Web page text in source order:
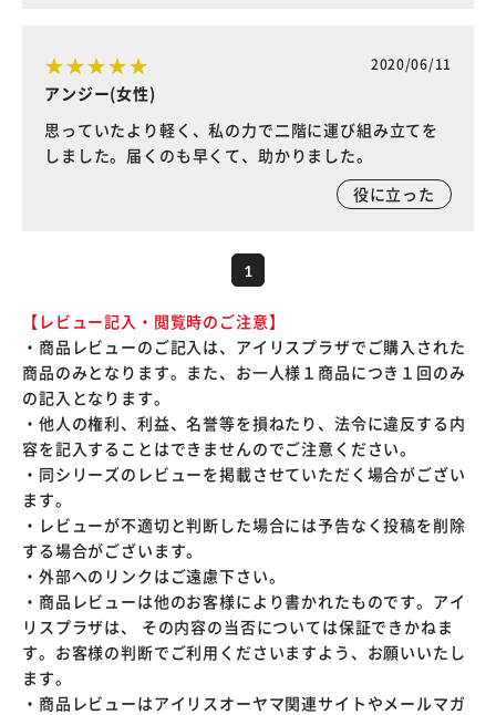
2020/06/11
アンジー(女性)
思っていたより軽く、私の力で二階に運び組み立てを
しました。届くのも早くて、助かりました。
役に立った
1
【レビュー記入・閲覧時のご注意】
・商品レビューのご記入は、アイリスプラザでご購入された
商品のみとなります。また、お一人様１商品につき１回のみ
の記入となります。
・他人の権利、利益、名誉等を損ねたり、法令に違反する内
容を記入することはできませんのでご注意ください。
・同シリーズのレビューを掲載させていただく場合がござい
ます。
・レビューが不適切と判断した場合には予告なく投稿を削除
する場合がございます。
・外部へのリンクはご遠慮下さい。
・商品レビューは他のお客様により書かれたものです。アイ
リスプラザは、 その内容の当否については保証できかねま
す。お客様の判断でご利用くださいますよう、お願いいたし
ます。
・商品レビューはアイリスオーヤマ関連サイトやメールマガ